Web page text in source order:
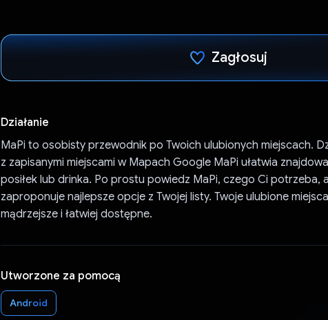
Zagłosuj
Działanie
MaPi to osobisty przewodnik po Twoich ulubionych miejscach.
z zapisanymi miejscami w Mapach Google MaPi ułatwia
posiłek lub drinka. Po prostu powiedz MaPi, czego Ci potrzeba,
zaproponuje najlepsze opcje z Twojej listy. Twoje ulubione
mądrzejsze i łatwiej dostępne.
Utworzone za pomocą
Android